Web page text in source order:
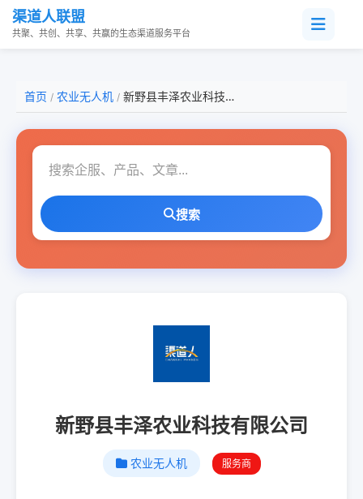
渠道人联盟
共聚、共创、共享、共赢的生态渠道服务平台
首页 / 农业无人机 / 新野县丰泽农业科技有限公司
搜索
新野县丰泽农业科技有限公司
农业无人机 服务商